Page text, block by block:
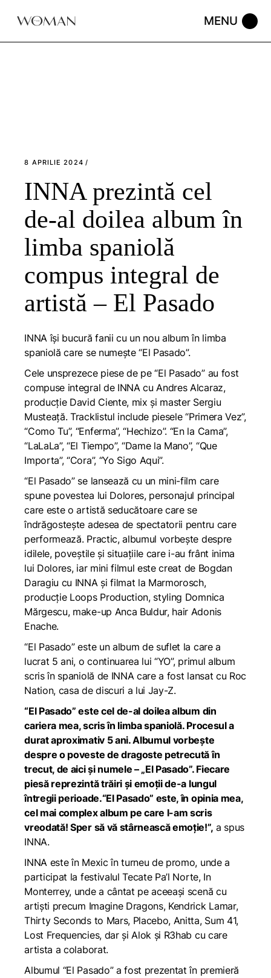
8 APRILIE 2024
INNA prezintă cel
de-al doilea album în
limba spaniolă
compus integral de
artistă – El Pasado
INNA își bucură fanii cu un nou album în limba
spaniolă care se numește “El Pasado”.
Cele unsprezece piese de pe “El Pasado” au fost
compuse integral de INNA cu Andres Alcaraz,
producție David Ciente, mix și master Sergiu
Musteață. Tracklistul include piesele “Primera Vez”,
“Como Tu”, “Enferma”, “Hechizo”. “En la Cama”,
“LaLaLa”, “El Tiempo”, “Dame la Mano”, “Que
Importa”, “Cora”, “Yo Sigo Aqui”.
“El Pasado” se lansează cu un mini-film care
spune povestea lui Dolores, personajul principal
care este o artistă seducătoare care se
îndrăgostește adesea de spectatorii pentru care
performează. Practic, albumul vorbește despre
idilele, poveștile și situațiile care i-au frânt inima
lui Dolores, iar mini filmul este creat de Bogdan
Daragiu cu INNA și filmat la Marmorosch,
producție Loops Production, styling Domnica
Mărgescu, make-up Anca Buldur, hair Adonis
Enache.
“El Pasado” este un album de suflet la care a
lucrat 5 ani, o continuarea lui “YO”, primul album
scris în spaniolă de INNA care a fost lansat cu Roc
Nation, casa de discuri a lui Jay-Z.
“El Pasado” este cel de-al doilea album din
cariera mea, scris în limba spaniolă. Procesul a
durat aproximativ 5 ani. Albumul vorbește
despre o poveste de dragoste petrecută în
trecut, de aici și numele – „El Pasado”. Fiecare
piesă reprezintă trăiri și emoții de-a lungul
întregii perioade.“El Pasado” este, în opinia mea,
cel mai complex album pe care l-am scris
vreodată! Sper să vă stârnească emoție!”, a spus
INNA.
INNA este în Mexic în turneu de promo, unde a
participat la festivalul Tecate Pa’l Norte, In
Monterrey, unde a cântat pe aceeași scenă cu
artiști precum Imagine Dragons, Kendrick Lamar,
Thirty Seconds to Mars, Placebo, Anitta, Sum 41,
Lost Frequencies, dar și Alok și R3hab cu care
artista a colaborat.
Albumul “El Pasado” a fost prezentat în premieră